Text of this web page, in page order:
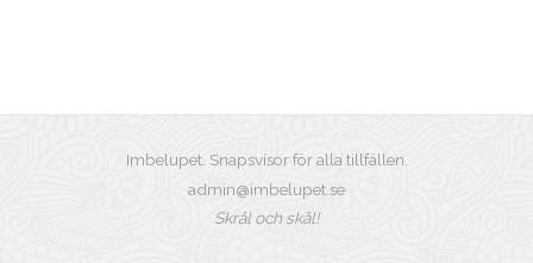
Imbelupet. Snapsvisor för alla tillfällen.
admin@imbelupet.se
Skrål och skål!